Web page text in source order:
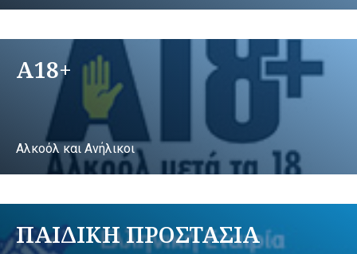
A18+
Αλκοόλ και Ανήλικοι
ΠΑΙΔΙΚΗ ΠΡΟΣΤΑΣΙΑ